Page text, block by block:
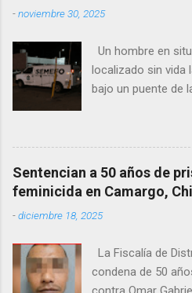
-noviembre 30, 2025
Un hombre en
localizado sin vida
bajo un puente de
de las calles 20
donde vecinos
cuerpo.
Fiscalía Zona
fallecido no
Habitantes de la
desconocen su
Sentencian a 50 años de
feminicida en Camargo,
-diciembre 18, 2025
La Fiscalía de
condena de 50